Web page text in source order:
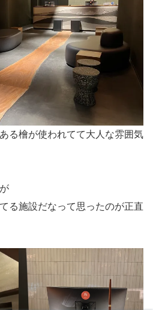
る檜が使われてて大人な雰囲気
る施設だなって思ったのが正直